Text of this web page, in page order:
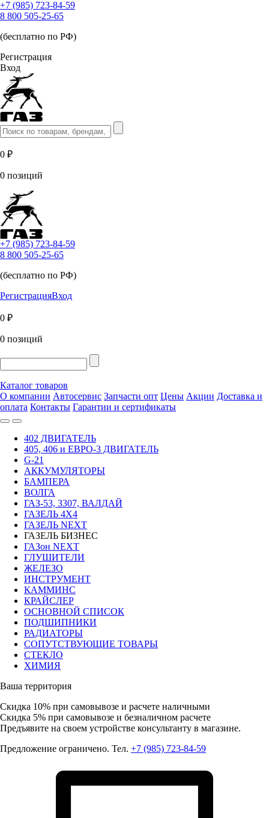
+7 (985) 723-84-59
8 800 505-25-65
(бесплатно по РФ)
Регистрация
Вход
0 ₽
0 позиций
+7 (985) 723-84-59
8 800 505-25-65
(бесплатно по РФ)
РегистрацияВход
0 ₽
0 позиций
Каталог товаров
О компании Автосервис Запчасти опт Цены Акции Доставка и
оплата Контакты Гарантии и сертификаты
402 ДВИГАТЕЛЬ
405, 406 и ЕВРО-3 ДВИГАТЕЛЬ
G-21
АККУМУЛЯТОРЫ
БАМПЕРА
ВОЛГА
ГАЗ-53, 3307, ВАЛДАЙ
ГАЗЕЛЬ 4Х4
ГАЗЕЛЬ NEXT
ГАЗЕЛЬ БИЗНЕС
ГАЗон NEXT
ГЛУШИТЕЛИ
ЖЕЛЕЗО
ИНСТРУМЕНТ
КАММИНС
КРАЙСЛЕР
ОСНОВНОЙ СПИСОК
ПОДШИПНИКИ
РАДИАТОРЫ
СОПУТСТВУЮЩИЕ ТОВАРЫ
СТЕКЛО
ХИМИЯ
Ваша территория
Скидка 10% при самовывозе и расчете наличными
Скидка 5% при самовывозе и безналичном расчете
Предъявите на своем устройстве консультанту в магазине.
Предложение ограничено. Тел. +7 (985) 723-84-59